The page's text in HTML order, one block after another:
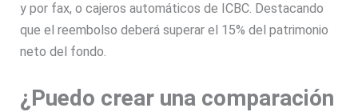
y por fax, o cajeros automáticos de ICBC. Destacando
que el reembolso deberá superar el 15% del patrimonio
neto del fondo.
¿Puedo crear una comparación